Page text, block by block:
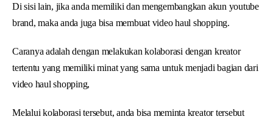
Di sisi lain, jika anda memiliki dan mengembangkan akun youtube
brand, maka anda juga bisa membuat video haul shopping.
Caranya adalah dengan melakukan kolaborasi dengan kreator
tertentu yang memiliki minat yang sama untuk menjadi bagian dari
video haul shopping,
Melalui kolaborasi tersebut, anda bisa meminta kreator tersebut